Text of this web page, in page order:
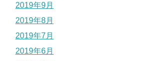
2019年9月
2019年8月
2019年7月
2019年6月